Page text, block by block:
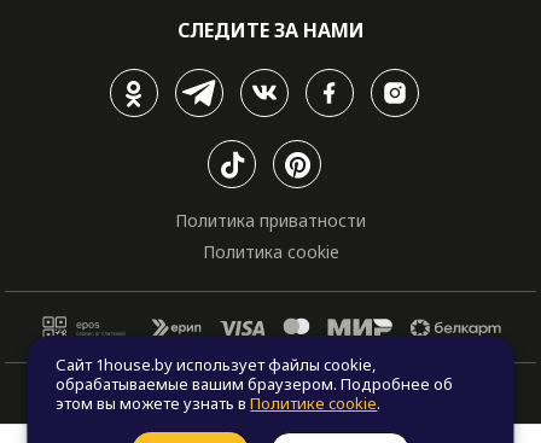
СЛЕДИТЕ ЗА НАМИ
Политика приватности
Политика cookie
© Все права защищены. "One house", 2011 - 2026
Сайт 1house.by использует файлы cookie,
обрабатываемые вашим браузером. Подробнее об
этом вы можете узнать вПолитике cookie.